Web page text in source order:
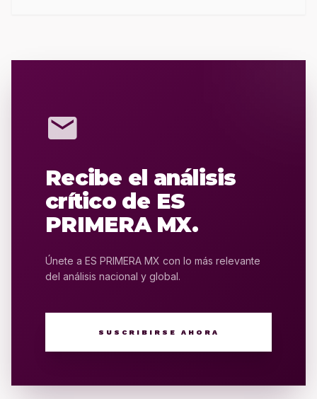
mail
Recibe el análisis
crítico de ES
PRIMERA MX.
Únete a ES PRIMERA MX con lo más relevante
del análisis nacional y global.
SUSCRIBIRSE AHORA